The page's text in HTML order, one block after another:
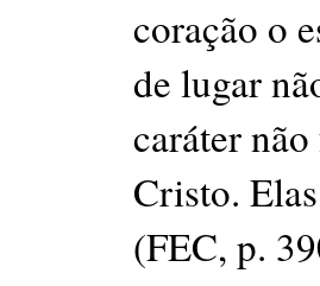
coração o
de lugar
caráter
Cristo.
(FEC, p.